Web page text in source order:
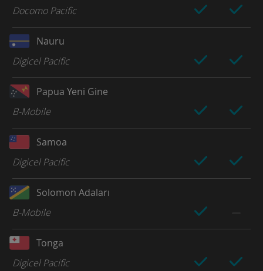
Docomo Pacific
Nauru
Digicel Pacific
Papua Yeni Gine
B-Mobile
Samoa
Digicel Pacific
Solomon Adaları
B-Mobile
Tonga
Digicel Pacific